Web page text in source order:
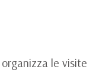
organizza le visite